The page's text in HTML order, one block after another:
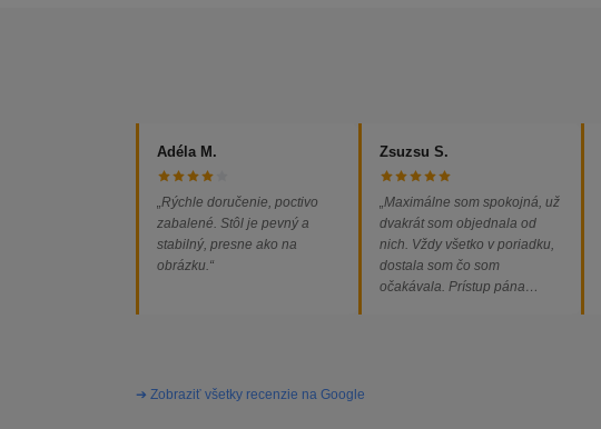
Adéla M.
„Rýchle doručenie, poctivo
zabalené. Stôl je pevný a
stabilný, presne ako na
obrázku.“
Zsuzsu S.
„Maximálne som spokojná, už
dvakrát som objednala od
nich. Vždy všetko v poriadku,
dostala som čo som
očakávala. Prístup pána
➔ Zobraziť všetky recenzie na Google